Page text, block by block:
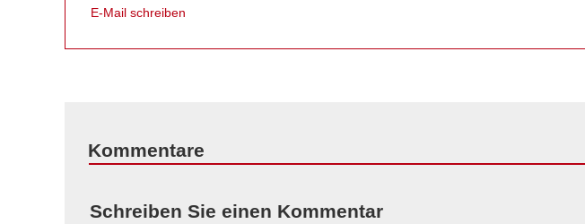
E-Mail schreiben
Kommentare
Schreiben Sie einen Kommentar